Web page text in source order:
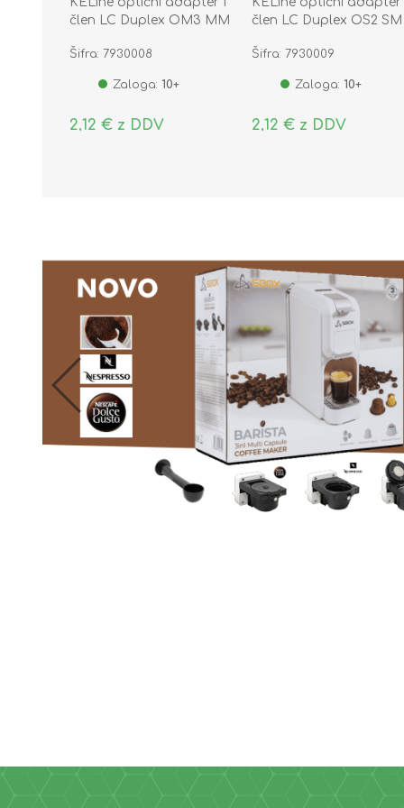
člen LC Duplex OM3 MM
Šifra: 7930008
Zaloga: 10+
2,12 € z DDV
člen LC Duplex OS2 SM
Šifra: 7930009
Zaloga: 10+
2,12 € z DDV